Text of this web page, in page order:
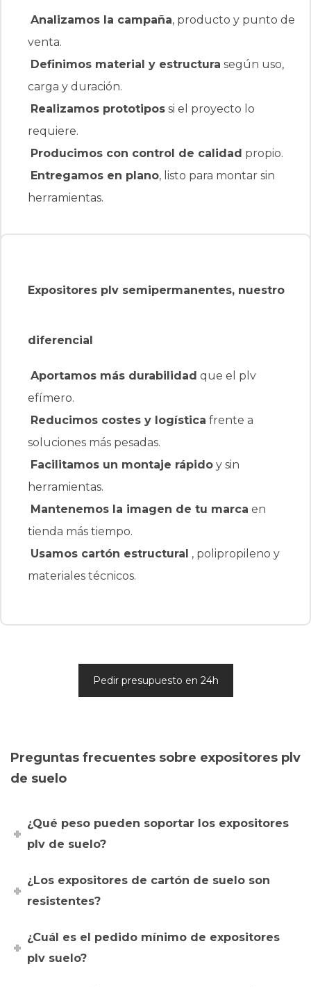
Analizamos la campaña, producto y punto de
venta.
Definimos material y estructura según uso,
carga y duración.
Realizamos prototipos si el proyecto lo
requiere.
Producimos con control de calidad propio.
Entregamos en plano, listo para montar sin
herramientas.
Expositores plv semipermanentes, nuestro
diferencial
Aportamos más durabilidad que el plv
efímero.
Reducimos costes y logística frente a
soluciones más pesadas.
Facilitamos un montaje rápido y sin
herramientas.
Mantenemos la imagen de tu marca en
tienda más tiempo.
Usamos cartón estructural , polipropileno y
materiales técnicos.
Pedir presupuesto en 24h
Preguntas frecuentes sobre expositores plv
de suelo
¿Qué peso pueden soportar los expositores
plv de suelo?
¿Los expositores de cartón de suelo son
resistentes?
¿Cuál es el pedido mínimo de expositores
plv suelo?